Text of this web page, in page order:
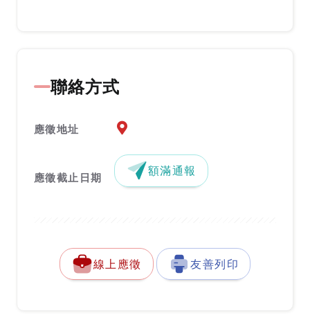
聯絡方式
應徵地址 應徵地址地圖『另開新視窗』
應徵截止日期 額滿通報
線上應徵 友善列印